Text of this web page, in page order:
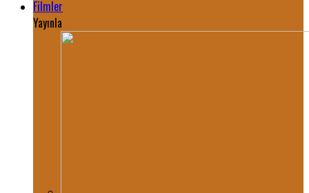
Filmler
Yayınla